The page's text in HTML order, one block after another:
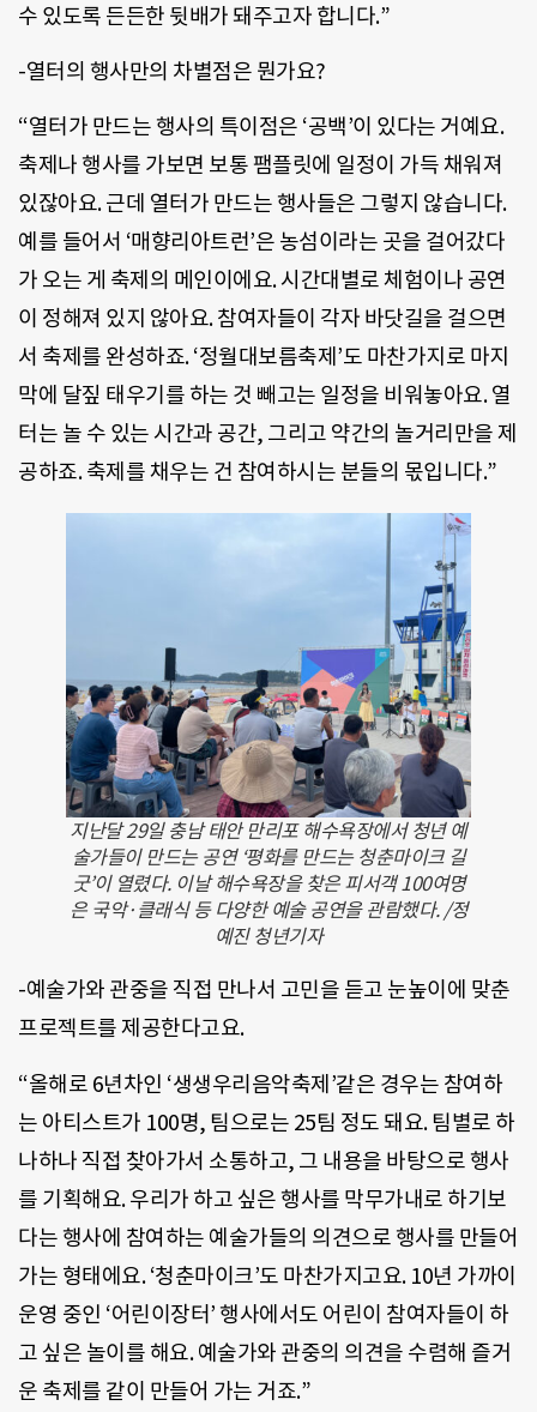
수 있도록 든든한 뒷배가 돼주고자 합니다.”
-열터의 행사만의 차별점은 뭔가요?
“열터가 만드는 행사의 특이점은 ‘공백’이 있다는 거예요.
축제나 행사를 가보면 보통 팸플릿에 일정이 가득 채워져
있잖아요. 근데 열터가 만드는 행사들은 그렇지 않습니다.
예를 들어서 ‘매향리아트런’은 농섬이라는 곳을 걸어갔다
가 오는 게 축제의 메인이에요. 시간대별로 체험이나 공연
이 정해져 있지 않아요. 참여자들이 각자 바닷길을 걸으면
서 축제를 완성하죠. ‘정월대보름축제’도 마찬가지로 마지
막에 달짚 태우기를 하는 것 빼고는 일정을 비워놓아요. 열
터는 놀 수 있는 시간과 공간, 그리고 약간의 놀거리만을 제
공하죠. 축제를 채우는 건 참여하시는 분들의 몫입니다.”
지난달 29일 충남 태안 만리포 해수욕장에서 청년 예
술가들이 만드는 공연 ‘평화를 만드는 청춘마이크 길
굿’이 열렸다. 이날 해수욕장을 찾은 피서객 100여명
은 국악·클래식 등 다양한 예술 공연을 관람했다. /정
예진 청년기자
-예술가와 관중을 직접 만나서 고민을 듣고 눈높이에 맞춘
프로젝트를 제공한다고요.
“올해로 6년차인 ‘생생우리음악축제’같은 경우는 참여하
는 아티스트가 100명, 팀으로는 25팀 정도 돼요. 팀별로 하
나하나 직접 찾아가서 소통하고, 그 내용을 바탕으로 행사
를 기획해요. 우리가 하고 싶은 행사를 막무가내로 하기보
다는 행사에 참여하는 예술가들의 의견으로 행사를 만들어
가는 형태에요. ‘청춘마이크’도 마찬가지고요. 10년 가까이
운영 중인 ‘어린이장터’ 행사에서도 어린이 참여자들이 하
고 싶은 놀이를 해요. 예술가와 관중의 의견을 수렴해 즐거
운 축제를 같이 만들어 가는 거죠.”